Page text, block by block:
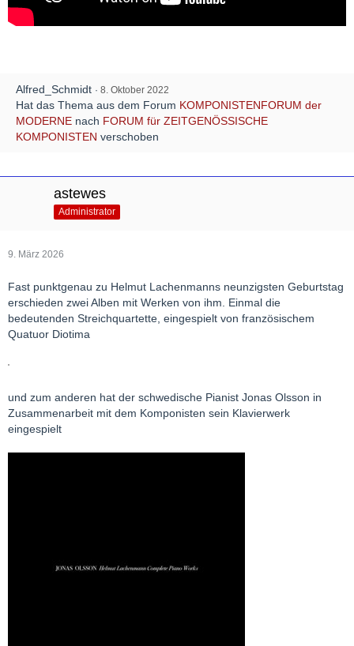
Alfred_Schmidt 8. Oktober 2022
Hat das Thema aus dem Forum KOMPONISTENFORUM der
MODERNE nach FORUM für ZEITGENÖSSISCHE
KOMPONISTEN verschoben
astewes
Administrator
9. März 2026
Fast punktgenau zu Helmut Lachenmanns neunzigsten Geburtstag
erschieden zwei Alben mit Werken von ihm. Einmal die
bedeutenden Streichquartette, eingespielt von französischem
Quatuor Diotima
und zum anderen hat der schwedische Pianist Jonas Olsson in
Zusammenarbeit mit dem Komponisten sein Klavierwerk
eingespielt